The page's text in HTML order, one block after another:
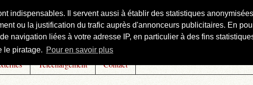
indispensables. Il servent aussi à établir des statistiques
ou la justification du trafic auprès d'annonceurs publicitaires. En
navigation liées à votre adresse IP, en particulier à des fins
le piratage. Pour en savoir plus
Téléchargement Contact